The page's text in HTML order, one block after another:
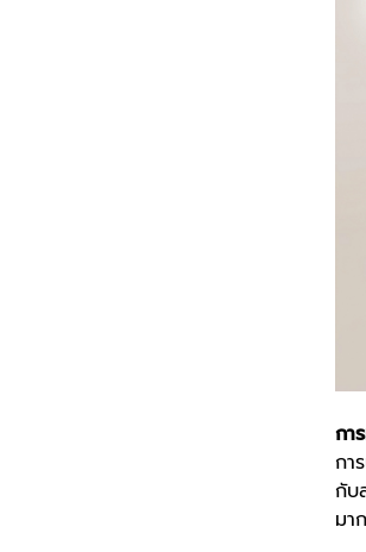
กา
กา
กับ
มา